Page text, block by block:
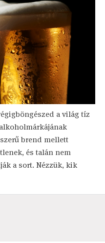
a világ tíz
brend mellett
és talán nem
a sort. Nézzük, kik